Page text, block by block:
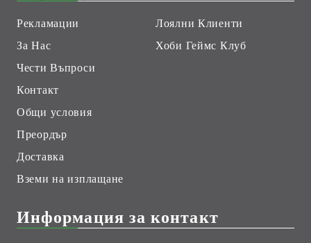
Рекламации
За Нас
Чести Въпроси
Контакт
Общи условия
Преордър
Доставка
Вземи на изплащане
Лоялни Клиенти
Хоби Геймс Клуб
Информация за контакт